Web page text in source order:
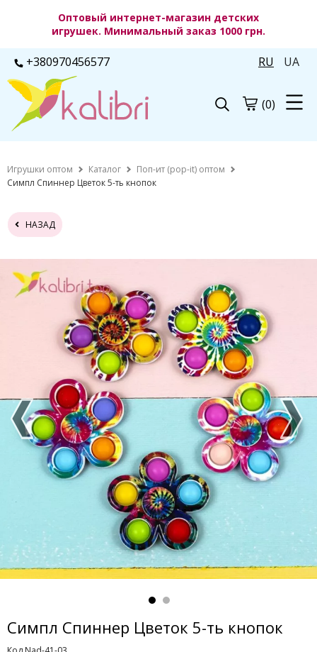
Оптовый интернет-магазин детских
игрушек. Минимальный заказ 1000 грн.
+380970456577 RU UA
(0)
Игрушки оптом Каталог
Поп-ит (pop-it) оптом
Симпл Спиннер Цветок 5-ть кнопок
НАЗАД
Симпл Спиннер Цветок 5-ть кнопок